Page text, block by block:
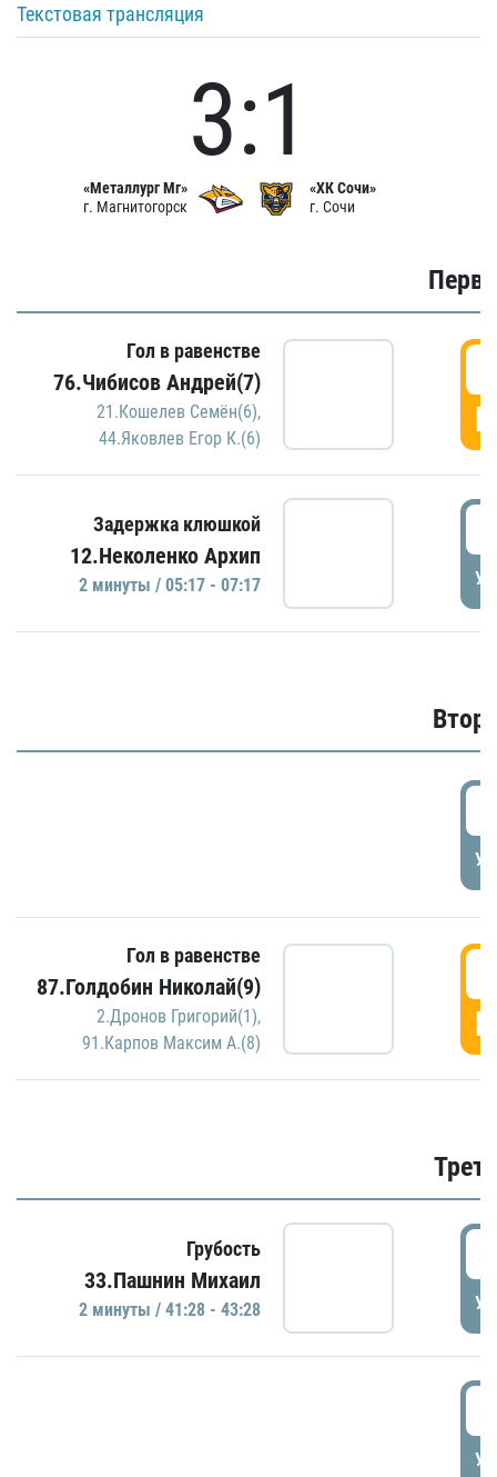
Текстовая трансляция
«Металлург Мг»
г. Магнитогорск
3:1
«ХК Сочи»
г. Сочи
Гол в равенстве
76.Чибисов Андрей(7)
21.Кошелев Семён(6),
44.Яковлев Егор К.(6)
Задержка клюшкой
12.Неколенко Архип
2 минуты / 05:17 - 07:17
Гол в равенстве
87.Голдобин Николай(9)
2.Дронов Григорий(1),
91.Карпов Максим А.(8)
Грубость
33.Пашнин Михаил
2 минуты / 41:28 - 43:28